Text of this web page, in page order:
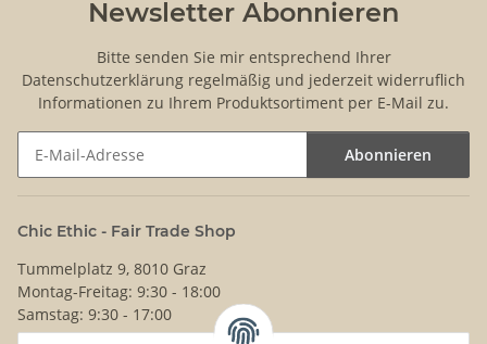
Newsletter Abonnieren
Bitte senden Sie mir entsprechend Ihrer
Datenschutzerklärung regelmäßig und jederzeit widerruflich
Informationen zu Ihrem Produktsortiment per E-Mail zu.
Abonnieren
Chic Ethic - Fair Trade Shop
Tummelplatz 9, 8010 Graz
Montag-Freitag: 9:30 - 18:00
Samstag: 9:30 - 17:00
+43 316 832630